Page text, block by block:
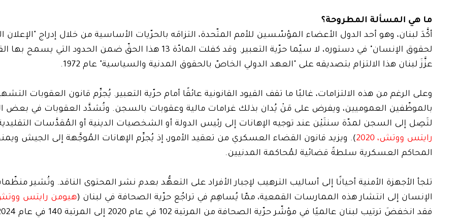
ما هي المسألة المطروحة؟
أكَّدَ لبنان، وهو أحد الدول الأعضاء المؤسّسين للأمم المتّحدة، التزامَه بالحرّيات الأساسية من خلال إدراج "الإعلان
لحقوق الإنسان" في دستوره، لا سيّما حرّية التعبير. وقد كفلت المادّة 13 هذا الحقّ ضمن الحدود
عزَّزَ لبنان هذا الالتزام بتصديقه على "العهد الدولي الخاصّ بالحقوق المدنية والسياسية" عام 1972.
وعلى الرغم من هذه الالتزامات، غالبًا ما تقف القيود القانونية عائقًا أمام حرّية التعبير. يُجرِّم قانون العقوبات
بالموظّفين العموميين، ويفرض على مَنْ يُدان بذلك غرامات مالية وعقوبات بالسجن. وتُشدَّد العقوبات في بعض
لتَصِل إلى السجن لمدّة سنتَيْن عند توجيه الإهانات إلى رئيس الدولة أو الشخصيات الدينية أو المُقدَّسات
رايتس ووتش، 2020
). ويزيد قانون القضاء العسكري من تعقيد الأمور، إذ يُجرِّم الإهانات المُوجَّهة إلى الجيش
المحاكم العسكرية سلطةً قضائية لمُحاكمة المدنيين.
تلجأ الأجهزة الأمنية أحيانًا إلى أساليب الترهيب لإجبار الأفراد على التعهُّد بعدم نشر المحتوى الناقد. وتُشير
الإنسان إلى انتشار هذه الممارسات القمعية، ممّا يُساهِم في تراجُع حرّية الصحافة في لبنان (هيومن رايتس ووتش،
فقد انخفضَ ترتيب لبنان عالميًا في مؤشّر حرّية الصحافة من المرتبة 102 في عام 2020 إلى المرتبة 140 في عام 2024 (